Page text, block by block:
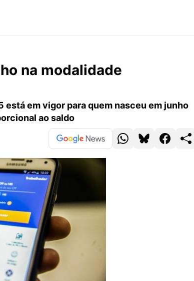
na modalidade
está em vigor para quem nasceu em junho
ao saldo